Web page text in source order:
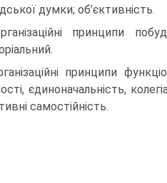
думки; об’єктивність.
принципи
принципи
єдиноначальність,
самостійність.